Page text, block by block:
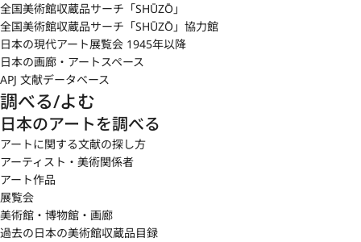
全国美術館収蔵品サーチ「SHŪZŌ」
全国美術館収蔵品サーチ「SHŪZŌ」協力館
日本の現代アート展覧会 1945年以降
日本の画廊・アートスペース
APJ 文献データベース
調べる/よむ
日本のアートを調べる
アートに関する文献の探し方
アーティスト・美術関係者
アート作品
展覧会
美術館・博物館・画廊
過去の日本の美術館収蔵品目録